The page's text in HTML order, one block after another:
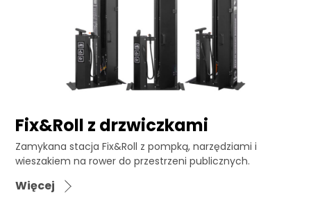
Fix&Roll z drzwiczkami
Zamykana stacja Fix&Roll z pompką, narzędziami i
wieszakiem na rower do przestrzeni publicznych.
Więcej